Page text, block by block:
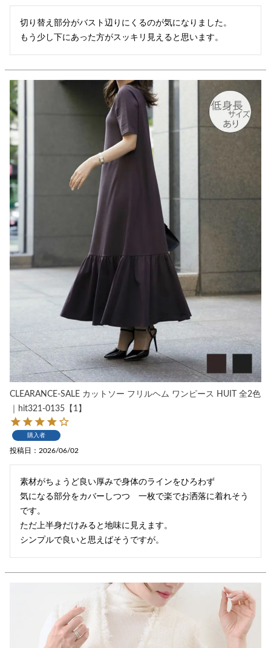
切り替え部分がバスト辺りにくるのが気になりました。
もう少し下にあった方がスッキリ見えると思います。
CLEARANCE-SALE カットソー フリルヘム ワンピース HUIT 全2色
｜hit321-0135【1】
購入者
投稿日 2026/06/02
素材がちょうど良い厚みで身体のラインをひろわず
気になる部分をカバーしつつ　一枚で楽でお洒落に着れそう
です。
ただ上半身だけみると地味に見えます。
シンプルで良いと思えばそうですが。